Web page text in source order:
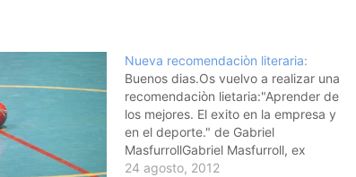
Nueva recomendaciòn literaria:
Buenos dias.Os vuelvo a realizar una
recomendaciòn lietaria:"Aprender de
los mejores. El exito en la empresa y
en el deporte." de Gabriel
MasfurrollGabriel Masfurroll, ex
directivo deportivo y actual consejero
24 agosto, 2012